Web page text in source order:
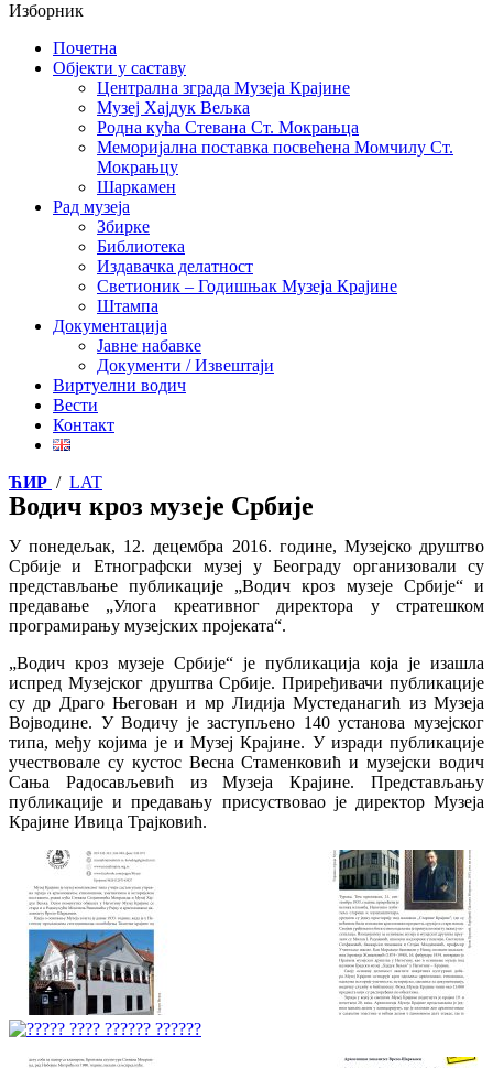
Изборник
Почетна
Објекти у саставу
Централна зграда Музеја Крајине
Музеј Хајдук Вељка
Родна кућа Стевана Ст. Мокрањца
Меморијална поставка посвећена Момчилу Ст.
Мокрањцу
Шаркамен
Рад музеја
Збирке
Библиотека
Издавачка делатност
Светионик – Годишњак Музеја Крајине
Штампа
Документација
Јавне набавке
Документи / Извештаји
Виртуелни водич
Вести
Контакт
ЋИР / LAT
Водич кроз музеје Србије
У понедељак, 12. децембра 2016. године, Музејско друштво
Србије и Етнографски музеј у Београду oрганизовали су
представљање публикације „Водич кроз музеје Србије“ и
предавање „Улога креативног директора у стратешком
програмирању музејских пројеката“.
„Водич кроз музеје Србије“ је публикација која је изашла
испред Музејског друштва Србије. Приређивачи публикације
су др Драго Његован и мр Лидија Мустеданагић из Музеја
Војводине. У Водичу је заступљено 140 установа музејског
типа, међу којима је и Музеј Крајине. У изради публикације
учествовале су кустос Весна Стаменковић и музејски водич
Сања Радосављевић из Музеја Крајине. Представљању
публикације и предавању присуствовао је директор Музеја
Крајине Ивица Трајковић.